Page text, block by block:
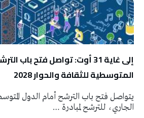
إلى غاية 31 أوت: تواصل فتح
المتوسطية للثقافة والحوار 2028
الجاري، للترشح لمبادرة …